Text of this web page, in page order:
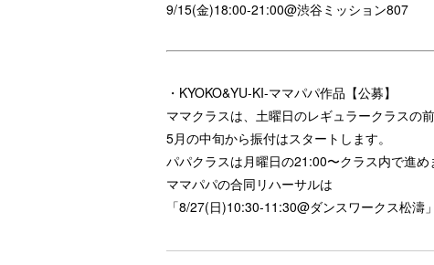
9/15(金)18:00-21:00@渋谷ミッション807
・KYOKO&YU-KI-ママパパ作品【公募】
ママクラスは、 土曜日のレギュラークラスの
5月の中旬から振付はスタートします。
パパクラスは月曜日の21:00〜クラス内で進め
ママパパの合同リハーサルは
「8/27(日)10:30-11:30@ダンスワークス松濤」